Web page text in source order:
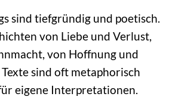
sind tiefgründig und poetisch.
von Liebe und Verlust,
von Hoffnung und
sind oft metaphorisch
eigene Interpretationen.